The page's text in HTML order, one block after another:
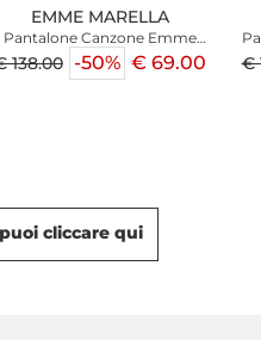
EMME MARELLA
Pantalone Canzone Emme
Marella in flanella nera
138.00 -50% € 69.00 €
cliccare qui